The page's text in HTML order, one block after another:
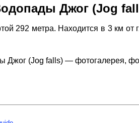
Джог (Jog
метра. Находится в 3 км от
Джог (Jog falls) — фотогалерея,